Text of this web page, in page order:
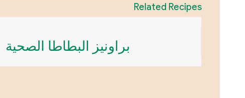
Related Recipes
براونيز البطاطا الصحية